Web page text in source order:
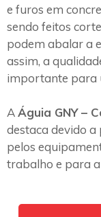
e furos em
sendo feitos
podem abalar a
assim, a
importante para
AÁguia GNY –
destaca devido a
pelos
trabalho e para